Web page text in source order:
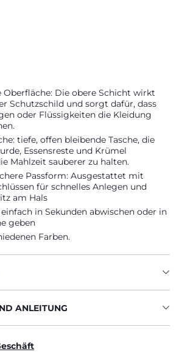
Oberfläche: Die obere Schicht wirkt
Schutzschild und sorgt dafür, dass
oder Flüssigkeiten die Kleidung
tiefe, offen bleibende Tasche, die
Essensreste und Krümel
Mahlzeit sauberer zu halten.
Passform: Ausgestattet mit
für schnelles Anlegen und
am Hals
in Sekunden abwischen oder in
geben
Farben.
ANLEITUNG